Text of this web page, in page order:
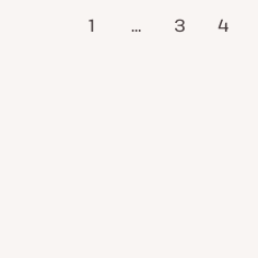
Paginación
1 … 3 4